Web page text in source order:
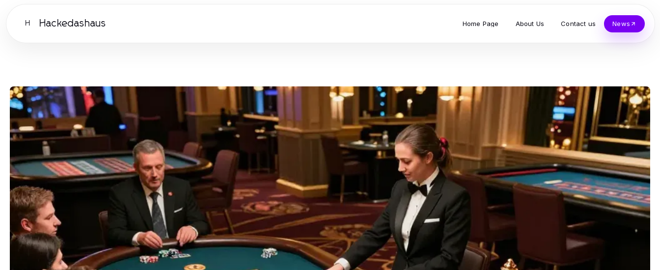
H Hackedashaus Home Page About Us Contact us News